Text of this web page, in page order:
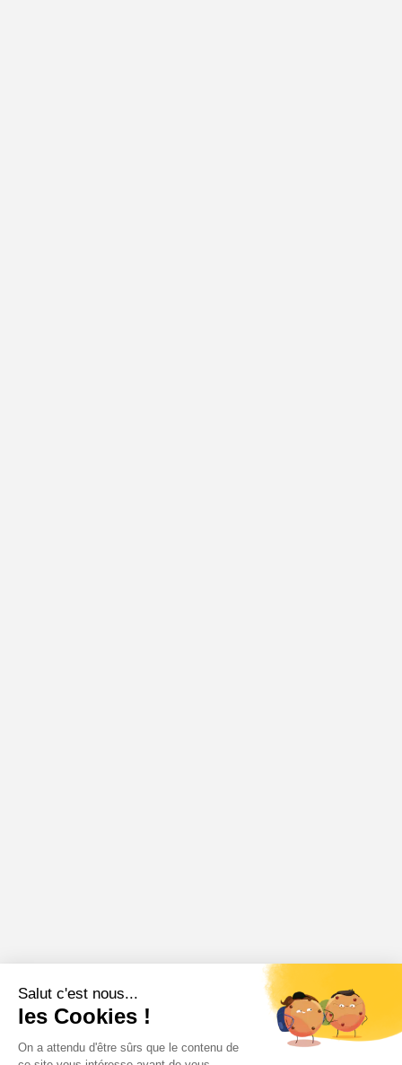
Salut c'est nous...
les Cookies !
On a attendu d'être sûrs que le contenu de